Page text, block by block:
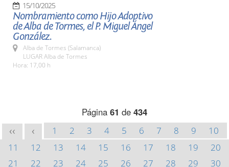
15/10/2025
Nombramiento como Hijo Adoptivo
de Alba de Tormes, el P. Miguel Ángel
González.
Alba de Tormes (Salamanca)
LUGAR Alba de Tormes
Hora: 17,00 h
Página 61 de 434
<< < 1 2 3 4 5 6 7 8 9
10
11
12 13 14 15 16 17 18 19
20
21
22 23 24 25 26 27 28 29
30